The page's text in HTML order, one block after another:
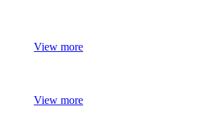
View more
View more